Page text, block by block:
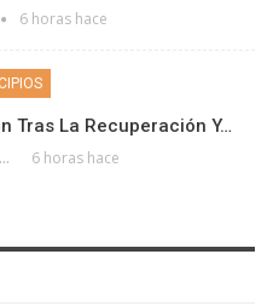
6 horas hace
Tras La Recuperación Y…
AL CABO DE LA CALLE 6 horas hace